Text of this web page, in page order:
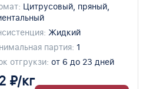
Цитрусовый, пряный,
Жидкий
партия: 1
отгрукзи: от 6 до 23 дней
₽/кг